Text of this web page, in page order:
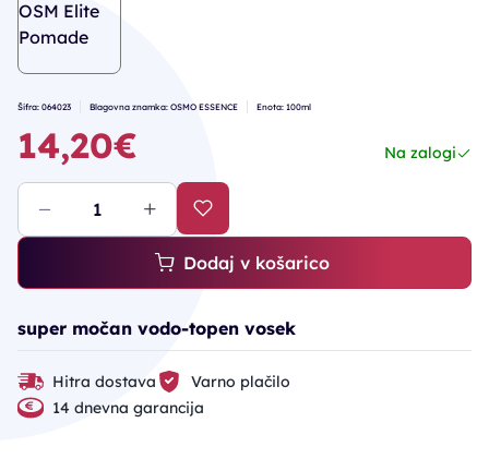
Šifra: 064023 Blagovna znamka: OSMO ESSENCE Enota: 100ml
14,20€ Na zalogi
Dodaj v košarico
super močan vodo-topen vosek
Hitra dostava
Varno plačilo
14 dnevna garancija